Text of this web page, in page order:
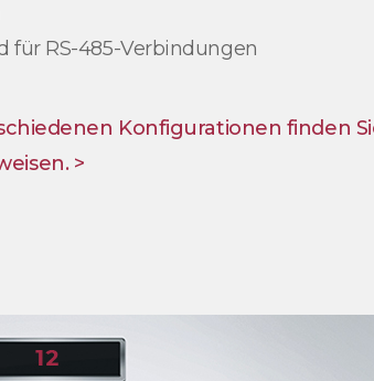
für RS-485-Verbindungen
Konfigurationen finden
>